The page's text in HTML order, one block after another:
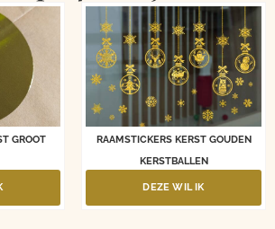
GROOT
RAAMSTICKERS KERST GOUDEN
KERSTBALLEN
DEZE WIL IK